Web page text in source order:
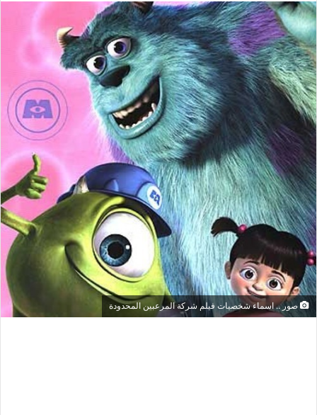
صور .. اسماء شخصيات فيلم شركة المرعبين المحدودة